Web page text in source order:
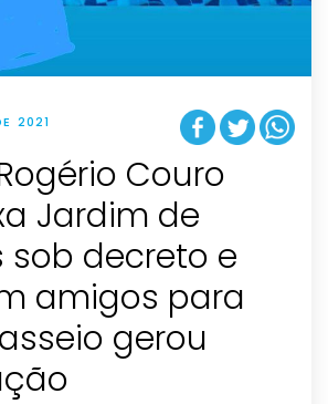
2021
Couro
Jardim de
sob decreto e
amigos para
gerou